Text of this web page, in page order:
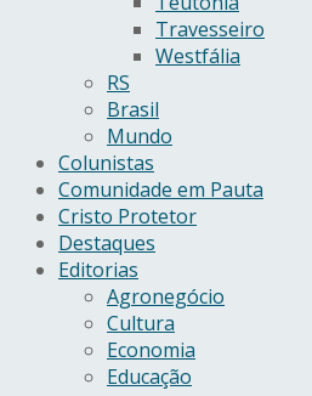
Travesseiro
Westfália
RS
Brasil
Mundo
Colunistas
Comunidade em Pauta
Cristo Protetor
Destaques
Editorias
Agronegócio
Cultura
Economia
Educação